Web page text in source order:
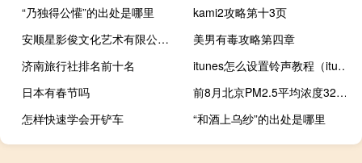
“乃独得公懽”的出处是哪里
kami2攻略第十3页
安顺星影俊文化艺术有限公司(关于安顺星影俊文化艺术有限公司简述)
美男有毒攻略第四章
济南旅行社排名前十名
itunes怎么设置铃声教程（itunes怎么设置铃声）
日本有春节吗
前8月北京PM2.5平均浓度32微克/立方米 月均浓度历年同期次优
怎样快速学会开铲车
“和酒上乌纱”的出处是哪里